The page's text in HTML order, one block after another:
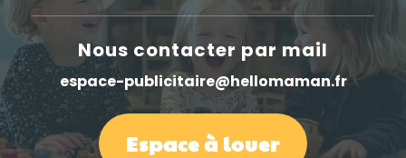
Nous contacter par mail
espace-publicitaire@hellomaman.fr
Espace à louer